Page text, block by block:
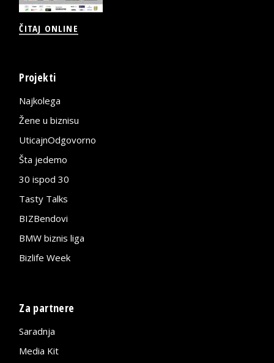
ČITAJ ONLINE
Projekti
Najkolega
Žene u biznisu
UticajnOdgovorno
Šta jedemo
30 ispod 30
Tasty Talks
BIZBendovi
BMW biznis liga
Bizlife Week
Za partnere
Saradnja
Media Kit